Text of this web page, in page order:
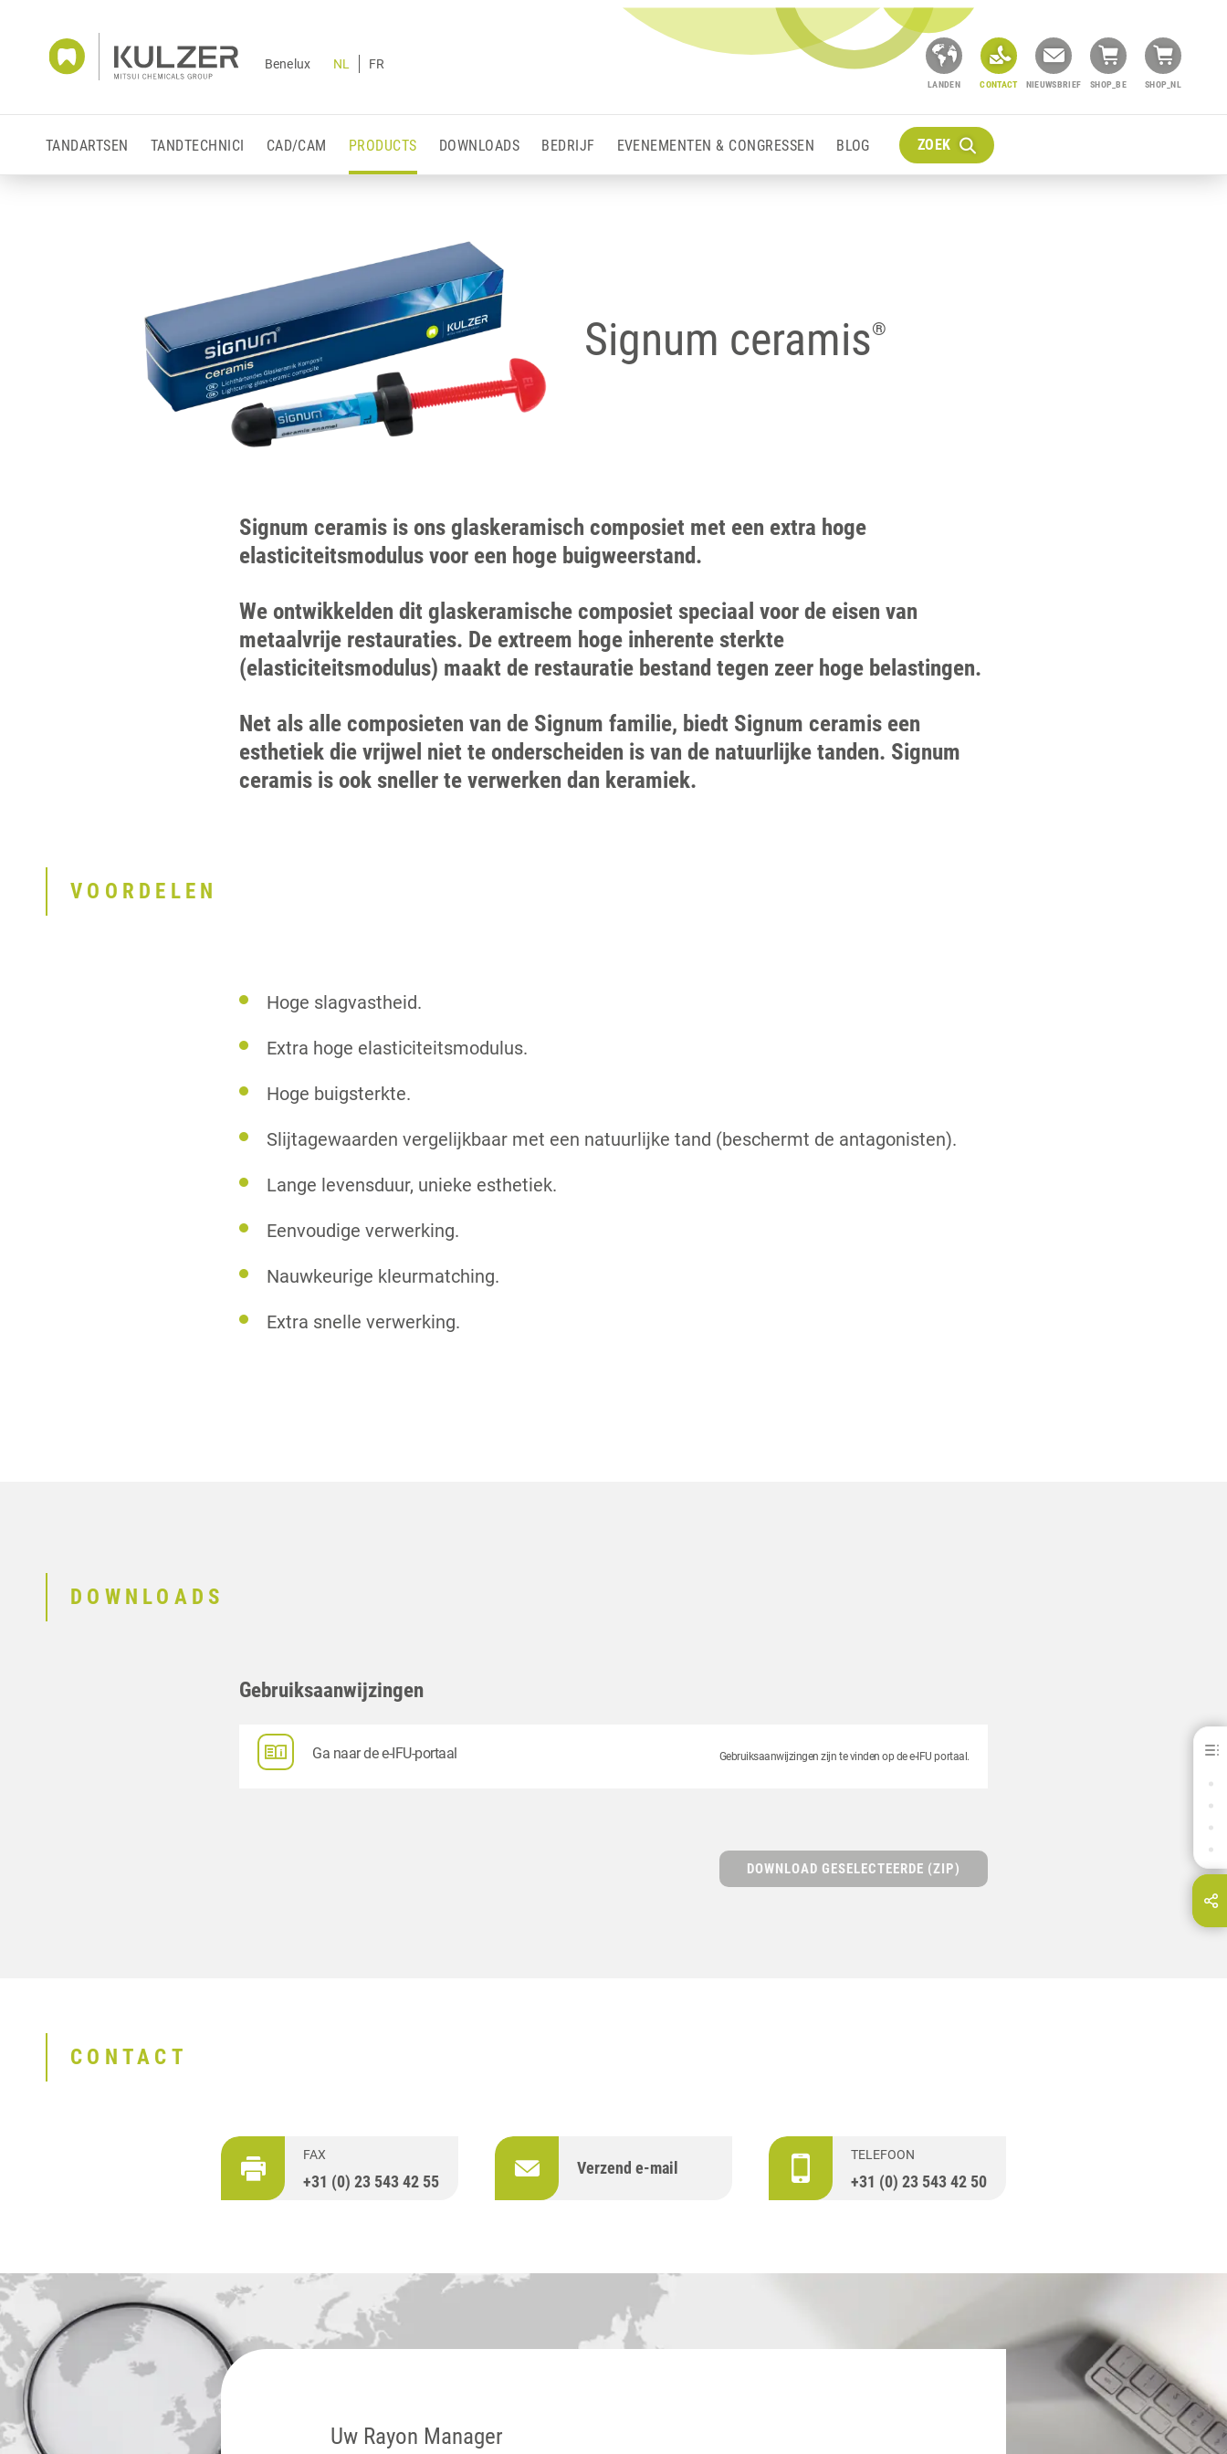
Benelux NL FR
LANDEN CONTACT NIEUWSBRIEF SHOP_BE SHOP_NL
TANDARTSEN TANDTECHNICI CAD/CAM PRODUCTS DOWNLOADS BEDRIJF EVENEMENTEN & CONGRESSEN BLOG ZOEK
Signum ceramis®
Signum ceramis is ons glaskeramisch composiet met een extra hoge
elasticiteitsmodulus voor een hoge buigweerstand.
We ontwikkelden dit glaskeramische composiet speciaal voor de eisen van
metaalvrije restauraties. De extreem hoge inherente sterkte
(elasticiteitsmodulus) maakt de restauratie bestand tegen zeer hoge belastingen.
Net als alle composieten van de Signum familie, biedt Signum ceramis een
esthetiek die vrijwel niet te onderscheiden is van de natuurlijke tanden. Signum
ceramis is ook sneller te verwerken dan keramiek.
VOORDELEN
Hoge slagvastheid.
Extra hoge elasticiteitsmodulus.
Hoge buigsterkte.
Slijtagewaarden vergelijkbaar met een natuurlijke tand (beschermt de antagonisten).
Lange levensduur, unieke esthetiek.
Eenvoudige verwerking.
Nauwkeurige kleurmatching.
Extra snelle verwerking.
DOWNLOADS
Gebruiksaanwijzingen
Ga naar de e-IFU-portaal Gebruiksaanwijzingen zijn te vinden op de e-IFU portaal.
DOWNLOAD GESELECTEERDE (ZIP)
CONTACT
FAX
+31 (0) 23 543 42 55
Verzend e-mail
TELEFOON
+31 (0) 23 543 42 50
Uw Rayon Manager